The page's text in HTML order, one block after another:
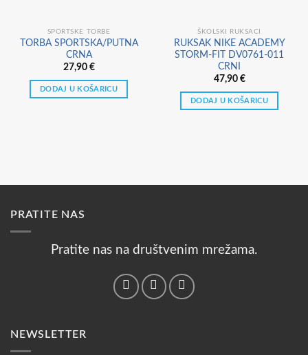
SPORTSKE TORBE
TORBA SPORTSKA/PUTNA
CRNA
27,90 €
DODAJ U KOŠARICU
ŠKOLSKI RUKSACI
RUKSAK NIKE ACADEMY
STORM-FIT DV0761-011
CRNI
47,90 €
DODAJ U KOŠARICU
PRATITE NAS
Pratite nas na društvenim mrežama.
NEWSLETTER